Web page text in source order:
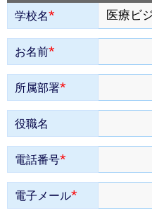
学校名*
お名前*
所属部署*
役職名
電話番号*
電子メール*